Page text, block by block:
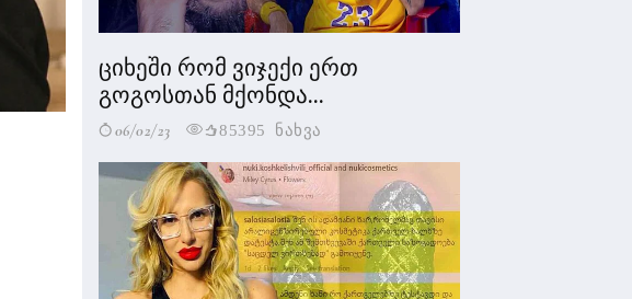
ციხეში რომ ვიჯექი ერთ
გოგოსთან მქონდა...
06/02/23 85395 ნახვა